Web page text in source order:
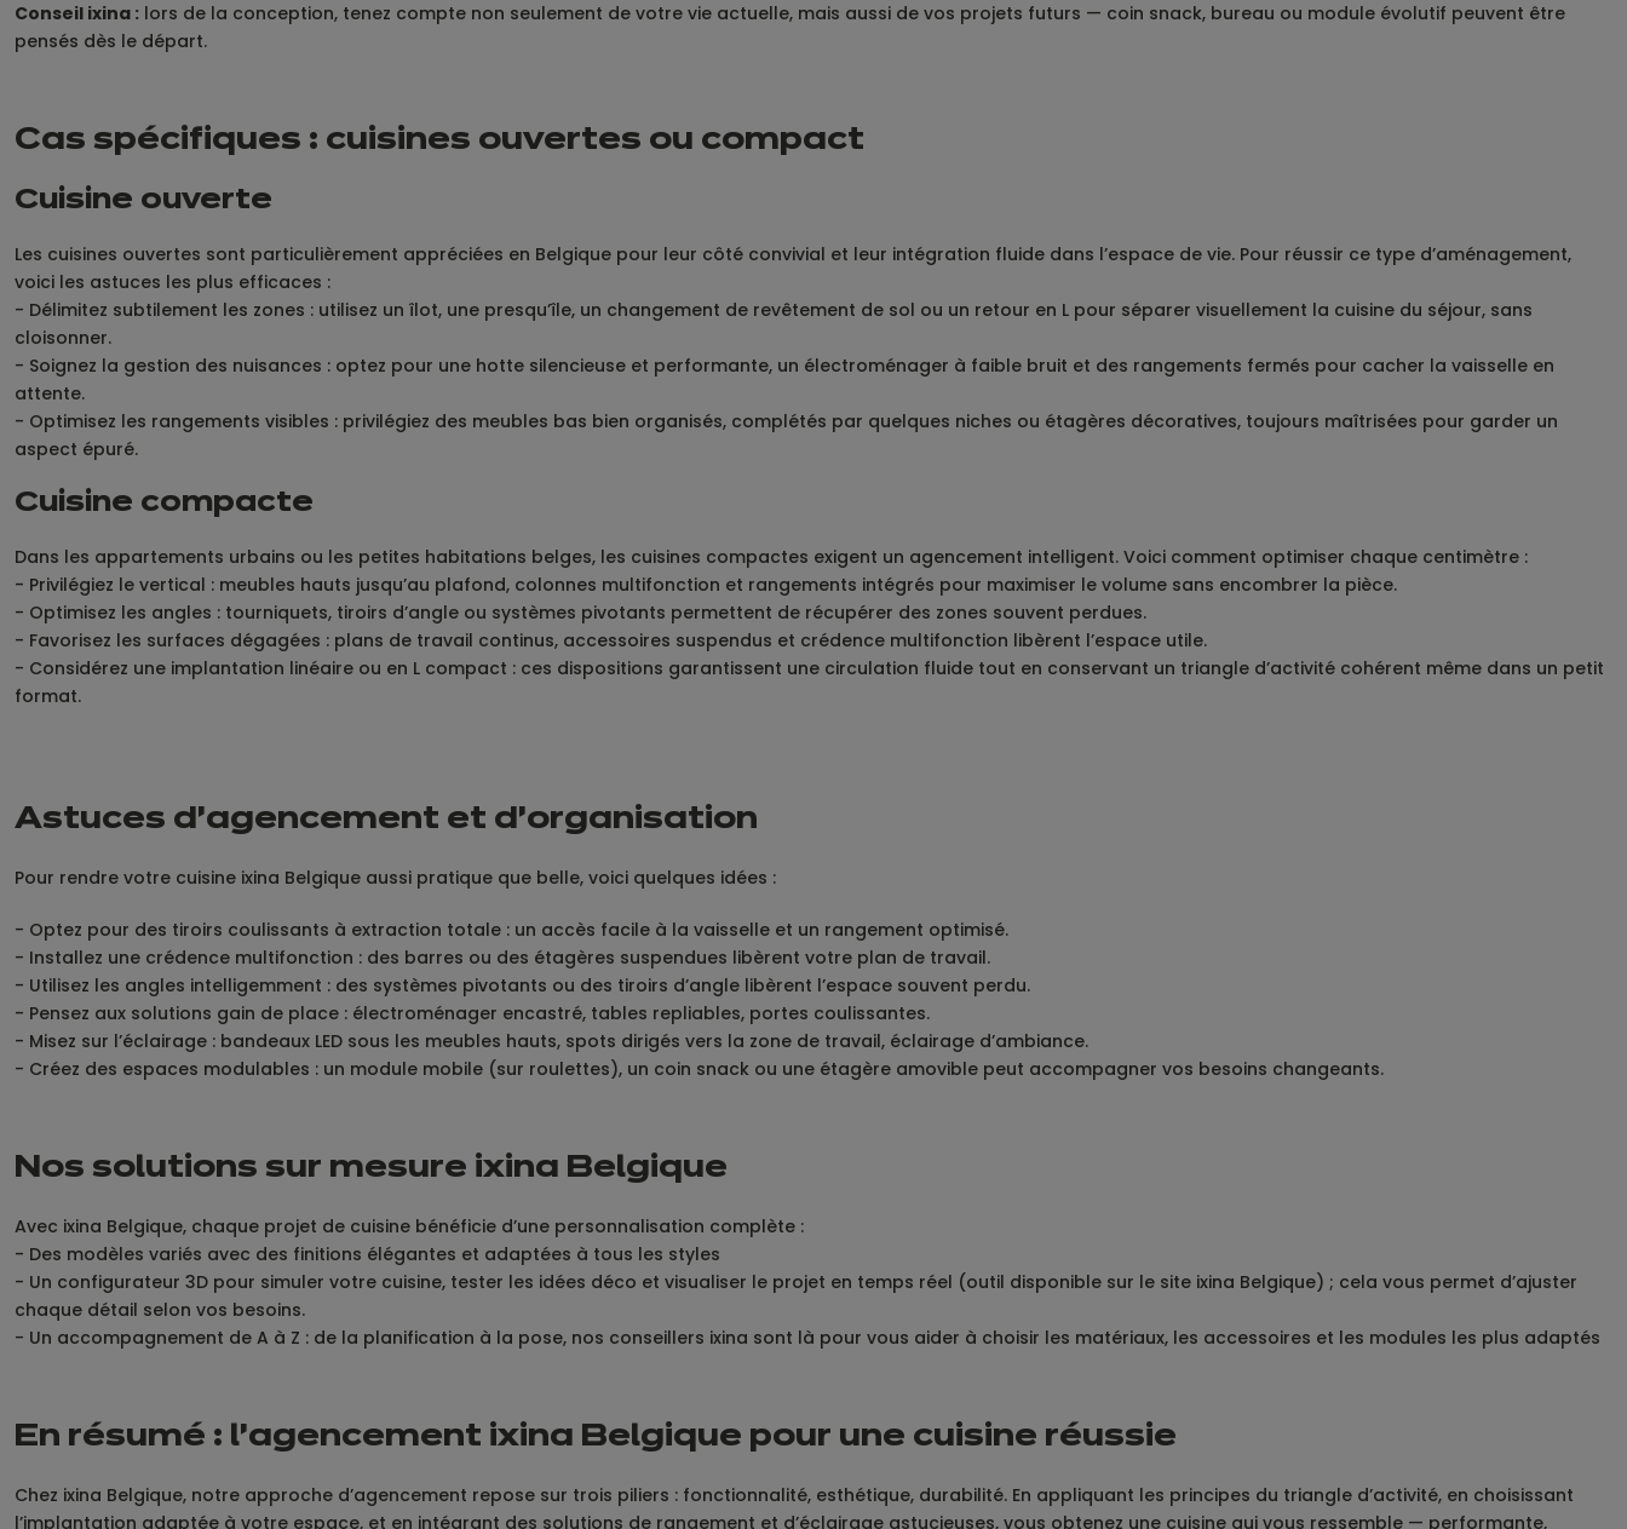
Conseil ixina : lors de la conception, tenez compte non seulement de votre vie actuelle, mais aussi de vos projets futurs — coin snack, bureau ou module évolutif peuvent être
pensés dès le départ.
Cas spécifiques : cuisines ouvertes ou compact
Cuisine ouverte
Les cuisines ouvertes sont particulièrement appréciées en Belgique pour leur côté convivial et leur intégration fluide dans l’espace de vie. Pour réussir ce type d’aménagement,
voici les astuces les plus efficaces :
- Délimitez subtilement les zones : utilisez un îlot, une presqu’île, un changement de revêtement de sol ou un retour en L pour séparer visuellement la cuisine du séjour, sans
cloisonner.
- Soignez la gestion des nuisances : optez pour une hotte silencieuse et performante, un électroménager à faible bruit et des rangements fermés pour cacher la vaisselle en
attente.
- Optimisez les rangements visibles : privilégiez des meubles bas bien organisés, complétés par quelques niches ou étagères décoratives, toujours maîtrisées pour garder un
aspect épuré.
Cuisine compacte
Dans les appartements urbains ou les petites habitations belges, les cuisines compactes exigent un agencement intelligent. Voici comment optimiser chaque centimètre :
- Privilégiez le vertical : meubles hauts jusqu’au plafond, colonnes multifonction et rangements intégrés pour maximiser le volume sans encombrer la pièce.
- Optimisez les angles : tourniquets, tiroirs d’angle ou systèmes pivotants permettent de récupérer des zones souvent perdues.
- Favorisez les surfaces dégagées : plans de travail continus, accessoires suspendus et crédence multifonction libèrent l’espace utile.
- Considérez une implantation linéaire ou en L compact : ces dispositions garantissent une circulation fluide tout en conservant un triangle d’activité cohérent même dans un petit
format.
Astuces d’agencement et d’organisation
Pour rendre votre cuisine ixina Belgique aussi pratique que belle, voici quelques idées :
- Optez pour des tiroirs coulissants à extraction totale : un accès facile à la vaisselle et un rangement optimisé.
- Installez une crédence multifonction : des barres ou des étagères suspendues libèrent votre plan de travail.
- Utilisez les angles intelligemment : des systèmes pivotants ou des tiroirs d’angle libèrent l’espace souvent perdu.
- Pensez aux solutions gain de place : électroménager encastré, tables repliables, portes coulissantes.
- Misez sur l’éclairage : bandeaux LED sous les meubles hauts, spots dirigés vers la zone de travail, éclairage d’ambiance.
- Créez des espaces modulables : un module mobile (sur roulettes), un coin snack ou une étagère amovible peut accompagner vos besoins changeants.
Nos solutions sur mesure ixina Belgique
Avec ixina Belgique, chaque projet de cuisine bénéficie d’une personnalisation complète :
- Des modèles variés avec des finitions élégantes et adaptées à tous les styles
- Un configurateur 3D pour simuler votre cuisine, tester les idées déco et visualiser le projet en temps réel (outil disponible sur le site ixina Belgique) ; cela vous permet d’ajuster
chaque détail selon vos besoins.
- Un accompagnement de A à Z : de la planification à la pose, nos conseillers ixina sont là pour vous aider à choisir les matériaux, les accessoires et les modules les plus adaptés
En résumé : l’agencement ixina Belgique pour une cuisine réussie
Chez ixina Belgique, notre approche d’agencement repose sur trois piliers : fonctionnalité, esthétique, durabilité. En appliquant les principes du triangle d’activité, en choisissant
l’implantation adaptée à votre espace, et en intégrant des solutions de rangement et d’éclairage astucieuses, vous obtenez une cuisine qui vous ressemble — performante,